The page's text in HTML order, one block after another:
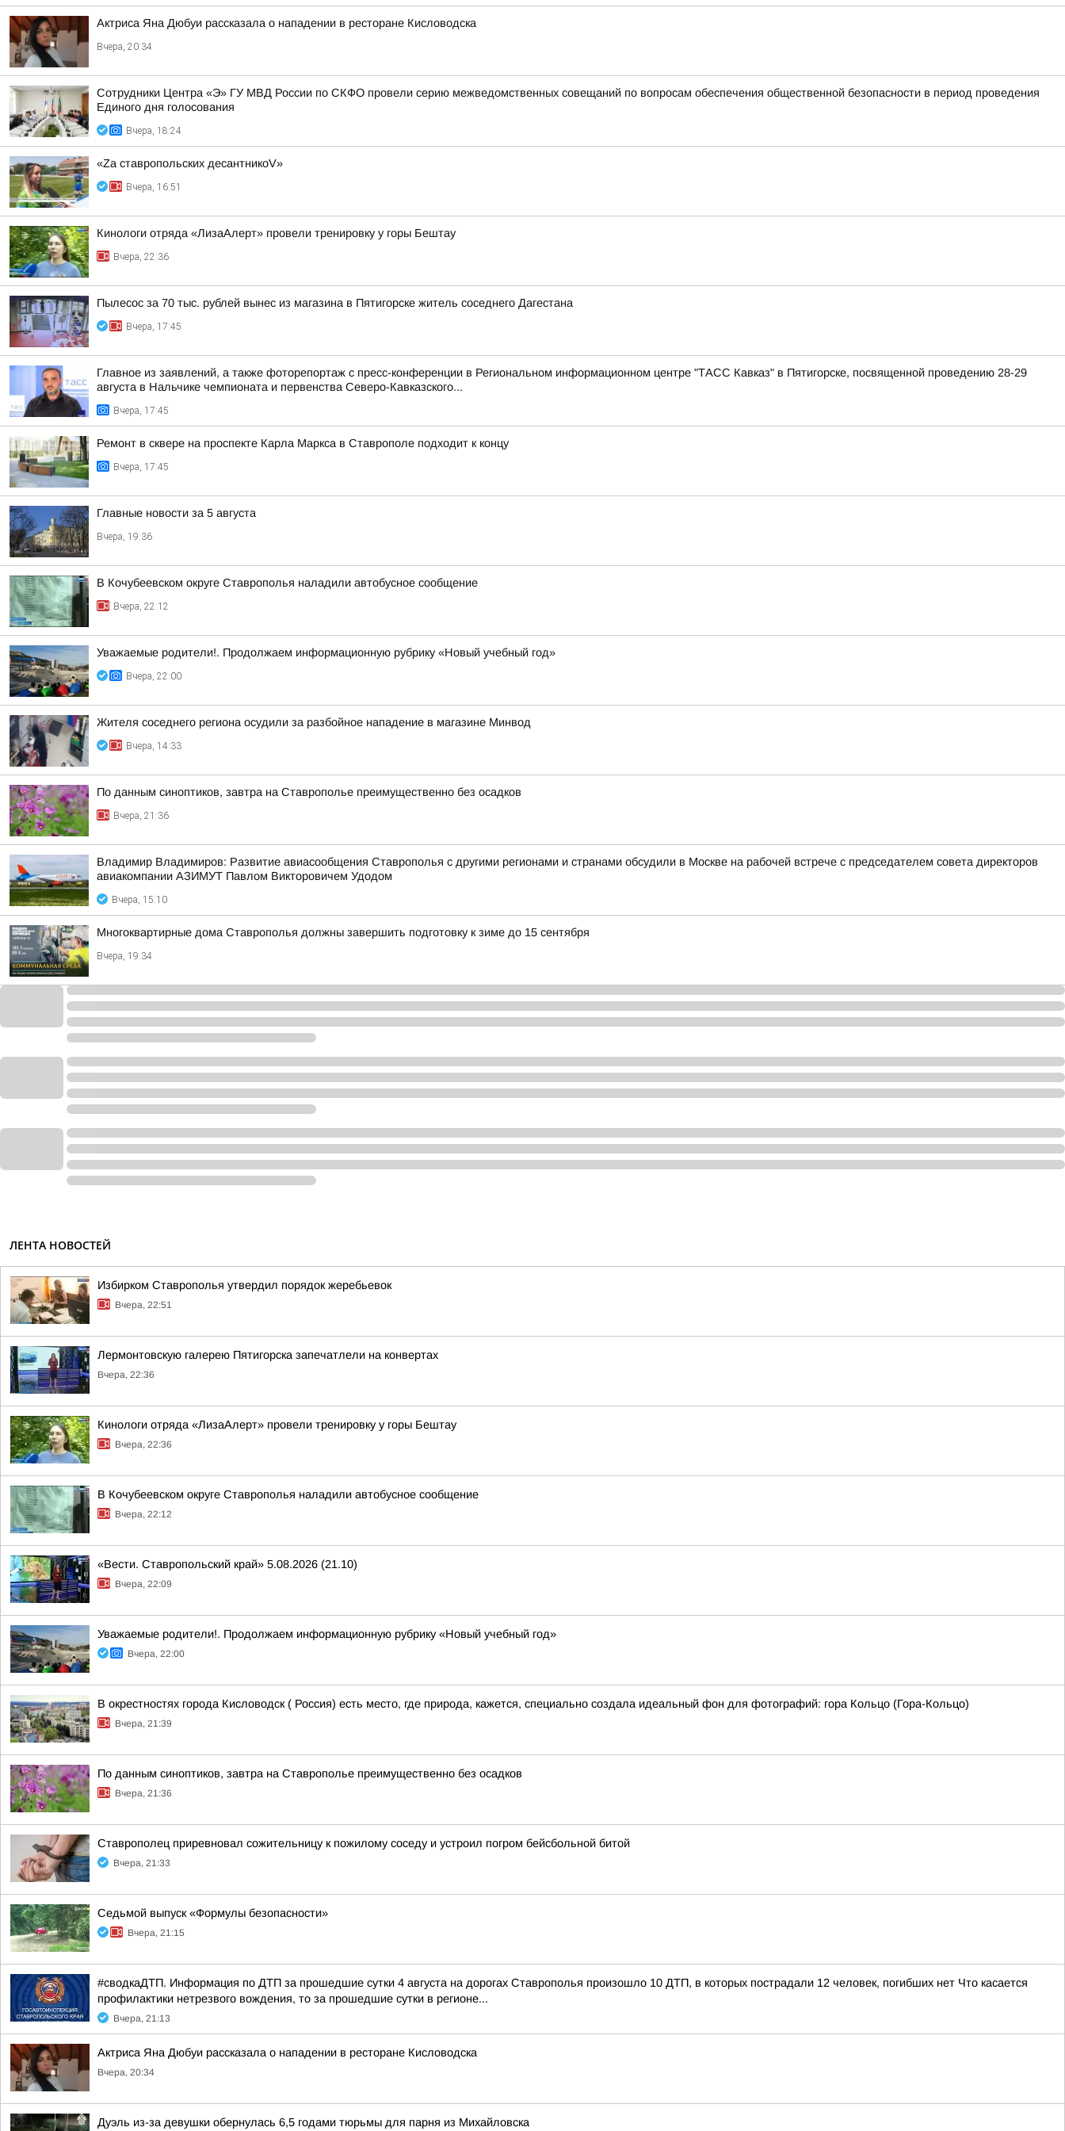
Актриса Яна Дюбуи рассказала о нападении в ресторане Кисловодска
Вчера, 20:34
Сотрудники Центра «Э» ГУ МВД России по СКФО провели серию межведомственных совещаний по вопросам обеспечения общественной безопасности в период проведения
Единого дня голосования
Вчера, 18:24
«Zа ставропольских десантникоV»
Вчера, 16:51
Кинологи отряда «ЛизаАлерт» провели тренировку у горы Бештау
Вчера, 22:36
Пылесос за 70 тыс. рублей вынес из магазина в Пятигорске житель соседнего Дагестана
Вчера, 17:45
Главное из заявлений, а также фоторепортаж с пресс-конференции в Региональном информационном центре "ТАСС Кавказ" в Пятигорске, посвященной проведению 28-29
августа в Нальчике чемпионата и первенства Северо-Кавказского...
Вчера, 17:45
Ремонт в сквере на проспекте Карла Маркса в Ставрополе подходит к концу
Вчера, 17:45
Главные новости за 5 августа
Вчера, 19:36
В Кочубеевском округе Ставрополья наладили автобусное сообщение
Вчера, 22:12
Уважаемые родители!. Продолжаем информационную рубрику «Новый учебный год»
Вчера, 22:00
Жителя соседнего региона осудили за разбойное нападение в магазине Минвод
Вчера, 14:33
По данным синоптиков, завтра на Ставрополье преимущественно без осадков
Вчера, 21:36
Владимир Владимиров: Развитие авиасообщения Ставрополья с другими регионами и странами обсудили в Москве на рабочей встрече с председателем совета директоров
авиакомпании АЗИМУТ Павлом Викторовичем Удодом
Вчера, 15:10
Многоквартирные дома Ставрополья должны завершить подготовку к зиме до 15 сентября
Вчера, 19:34
ЛЕНТА НОВОСТЕЙ
Избирком Ставрополья утвердил порядок жеребьевок
Вчера, 22:51
Лермонтовскую галерею Пятигорска запечатлели на конвертах
Вчера, 22:36
Кинологи отряда «ЛизаАлерт» провели тренировку у горы Бештау
Вчера, 22:36
В Кочубеевском округе Ставрополья наладили автобусное сообщение
Вчера, 22:12
«Вести. Ставропольский край» 5.08.2026 (21.10)
Вчера, 22:09
Уважаемые родители!. Продолжаем информационную рубрику «Новый учебный год»
Вчера, 22:00
В окрестностях города Кисловодск ( Россия) есть место, где природа, кажется, специально создала идеальный фон для фотографий: гора Кольцо (Гора-Кольцо)
Вчера, 21:39
По данным синоптиков, завтра на Ставрополье преимущественно без осадков
Вчера, 21:36
Ставрополец приревновал сожительницу к пожилому соседу и устроил погром бейсбольной битой
Вчера, 21:33
Седьмой выпуск «Формулы безопасности»
Вчера, 21:15
#сводкаДТП. Информация по ДТП за прошедшие сутки 4 августа на дорогах Ставрополья произошло 10 ДТП, в которых пострадали 12 человек, погибших нет Что касается
профилактики нетрезвого вождения, то за прошедшие сутки в регионе...
Вчера, 21:13
Актриса Яна Дюбуи рассказала о нападении в ресторане Кисловодска
Вчера, 20:34
Дуэль из-за девушки обернулась 6,5 годами тюрьмы для парня из Михайловска